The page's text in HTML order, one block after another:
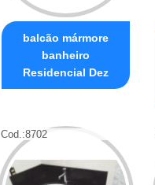
balcão mármore
banheiro
Residencial Dez
Cod.:8702